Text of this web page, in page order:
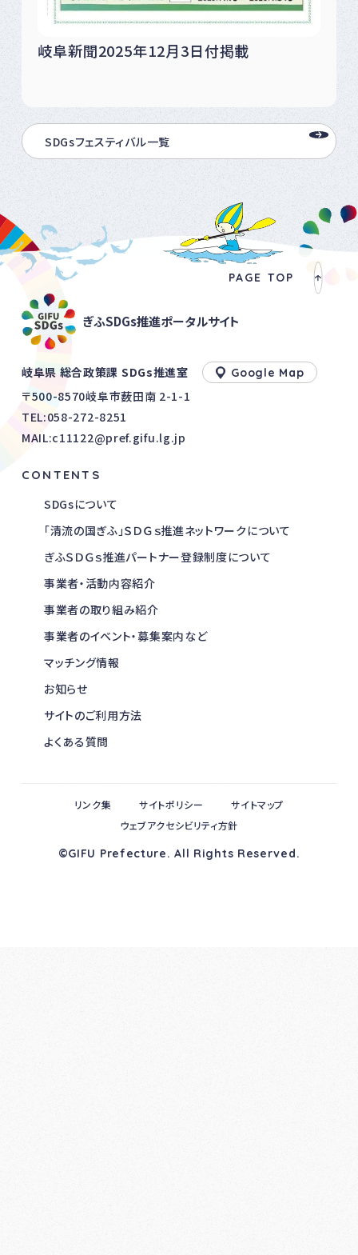
岐阜新聞2025年12月3日付掲載
SDGsフェスティバル一覧
PAGE TOP
ぎふSDGs推進ポータルサイト
岐阜県 総合政策課 SDGs推進室 Google Map
〒500-8570岐阜市薮田南 2-1-1
TEL:058-272-8251
MAIL:c11122@pref.gifu.lg.jp
CONTENTS
SDGsについて
「清流の国ぎふ」ＳＤＧｓ推進ネットワークについて
ぎふＳＤＧｓ推進パートナー登録制度について
事業者・活動内容紹介
事業者の取り組み紹介
事業者のイベント・募集案内など
マッチング情報
お知らせ
サイトのご利用方法
よくある質問
©GIFU Prefecture. All Rights Reserved.
リンク集 サイトポリシー
サイトマップ
ウェブアクセシビリティ方針